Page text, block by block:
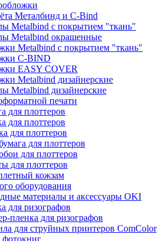
Металбинд и C-Bind
Metalbind с покрытием "ткань"
Metalbind окрашенные
Metalbind с покрытием "ткань"
C-BIND
EASY COVER
Metalbind дизайнерские
Metalbind дизайнерские
печати
для плоттеров
для плоттеров
для плоттеров
для плоттеров
для плоттеров
для плоттеров
кожзам
оборудования
материалы и аксессуары OKI
для ризографов
пленка для ризографов
для струйных принтеров ComColor
фотокниг